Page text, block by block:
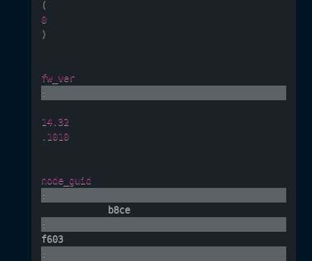
(
0
)
fw_ver
:
14.32
.1010
node_guid
:
            b8ce
:
f603
: